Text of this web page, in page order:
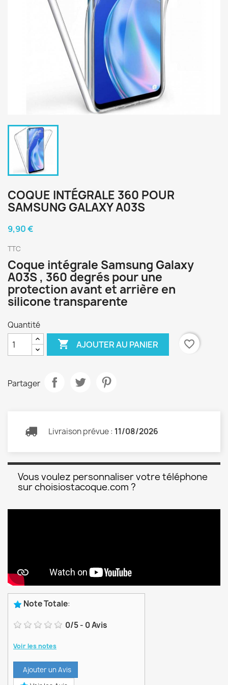
COQUE INTÉGRALE 360 POUR
SAMSUNG GALAXY A03S
9,90 €
TTC
Coque intégrale Samsung Galaxy
A03S , 360 degrés pour une
protection avant et arrière en
silicone transparente
Quantité
 AJOUTER AU PANIER favorite_border
Partager
Livraison prévue : 11/08/2026
Vous voulez personnaliser votre téléphone
sur choisiostacoque.com ?
Note Totale:
0/5- 0Avis
Voir les notes
Ajouter un Avis